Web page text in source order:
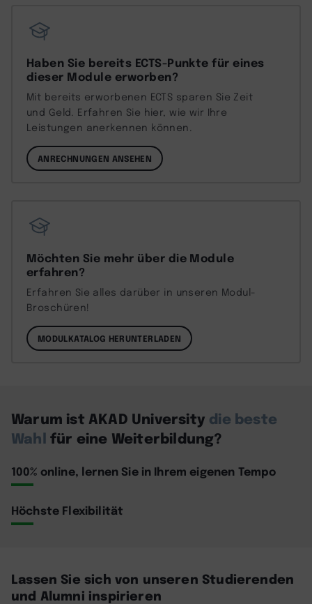
Haben Sie bereits ECTS-Punkte für eines
dieser Module erworben?
Mit bereits erworbenen ECTS sparen Sie Zeit
und Geld. Erfahren Sie hier, wie wir Ihre
Leistungen anerkennen können.
ANRECHNUNGEN ANSEHEN
Möchten Sie mehr über die Module
erfahren?
Erfahren Sie alles darüber in unseren Modul-
Broschüren!
MODULKATALOG HERUNTERLADEN
Warum ist AKAD University die beste
Wahl für eine Weiterbildung?
100% online, lernen Sie in Ihrem eigenen Tempo
Höchste Flexibilität
Lassen Sie sich von unseren Studierenden
und Alumni inspirieren